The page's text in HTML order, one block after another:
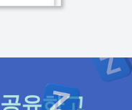
유하고